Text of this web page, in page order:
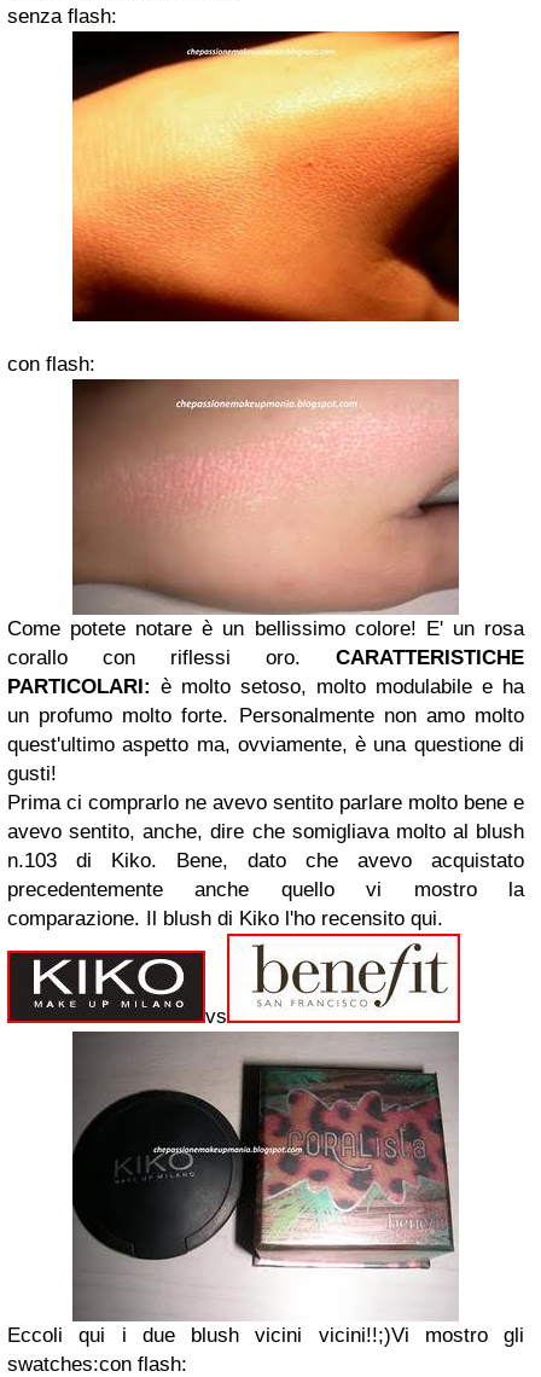
senza flash:
con flash:
Come potete notare è un bellissimo colore! E' un rosa
corallo con riflessi oro. CARATTERISTICHE
PARTICOLARI: è molto setoso, molto modulabile e ha
un profumo molto forte. Personalmente non amo molto
quest'ultimo aspetto ma, ovviamente, è una questione di
gusti!
Prima ci comprarlo ne avevo sentito parlare molto bene e
avevo sentito, anche, dire che somigliava molto al blush
n.103 di Kiko. Bene, dato che avevo acquistato
precedentemente anche quello vi mostro la
comparazione. Il blush di Kiko l'ho recensito qui.
vs
Eccoli qui i due blush vicini vicini!!;)Vi mostro gli
swatches:con flash: